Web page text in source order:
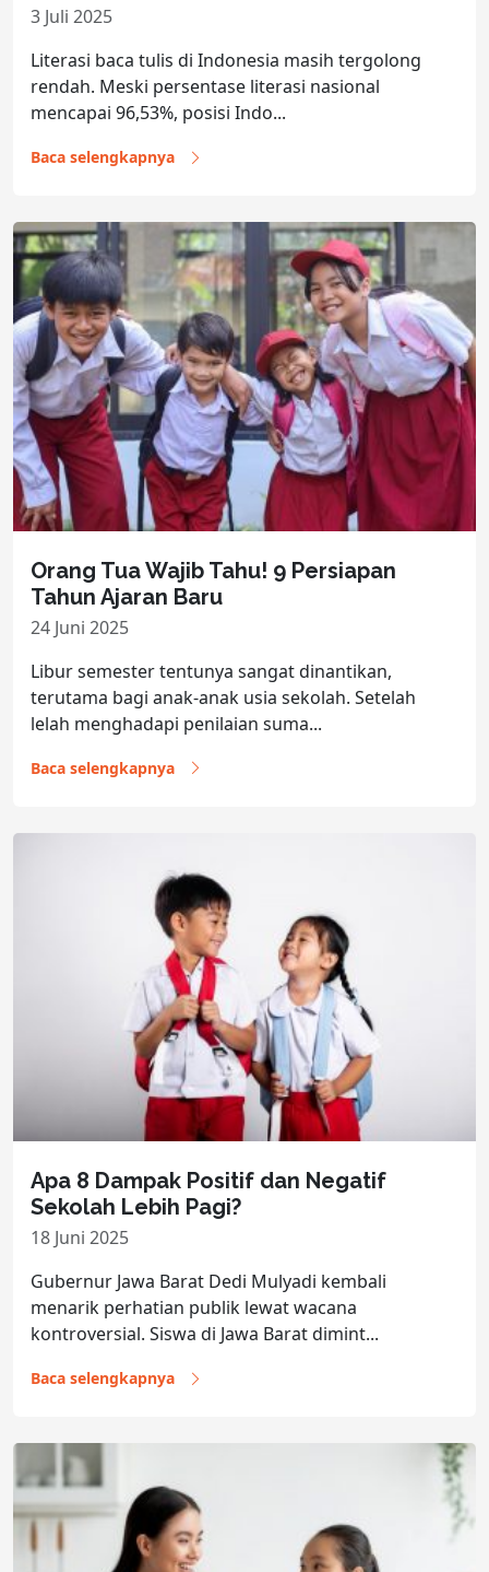
3 Juli 2025
Literasi baca tulis di Indonesia masih tergolong
rendah. Meski persentase literasi nasional
mencapai 96,53%, posisi Indo...
Baca selengkapnya
Orang Tua Wajib Tahu! 9 Persiapan
Tahun Ajaran Baru
24 Juni 2025
Libur semester tentunya sangat dinantikan,
terutama bagi anak-anak usia sekolah. Setelah
lelah menghadapi penilaian suma...
Baca selengkapnya
Apa 8 Dampak Positif dan Negatif
Sekolah Lebih Pagi?
18 Juni 2025
Gubernur Jawa Barat Dedi Mulyadi kembali
menarik perhatian publik lewat wacana
kontroversial. Siswa di Jawa Barat dimint...
Baca selengkapnya